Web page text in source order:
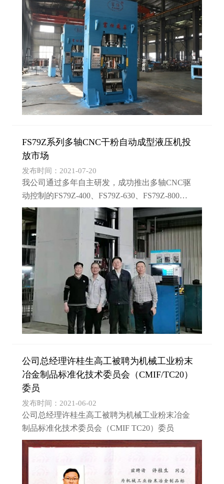
1、上1下2、上2下2三种，模架型式有：阴模浮动
式（拉下脱模）、...
FS79Z系列多轴CNC干粉自动成型液压机投
放市场
发布时间：2021-07-20
我公司通过多年自主研发，成功推出多轴CNC驱
动控制的FS79Z-400、FS79Z-630、FS79Z-800、
FS79Z-1000、FS79Z-1250、FS79Z-1500、FS79Z-
2000系列干粉自动成型液压机，目前主要有6轴、
11轴两种配置，采...
公司总经理许桂生高工被聘为机械工业粉末
冶金制品标准化技术委员会（CMIF/TC20）
委员
发布时间：2021-06-02
公司总经理许桂生高工被聘为机械工业粉末冶金
制品标准化技术委员会（CMIF TC20）委员